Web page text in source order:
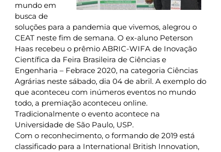
mundo em
busca de
soluções para a pandemia que vivemos, alegrou o
CEAT neste fim de semana. O ex-aluno Peterson
Haas recebeu o prêmio ABRIC-WIFA de Inovação
Científica da Feira Brasileira de Ciências e
Engenharia – Febrace 2020, na categoria Ciências
Agrárias neste sábado, dia 04 de abril. A exemplo do
que aconteceu com inúmeros eventos no mundo
todo, a premiação aconteceu online.
Tradicionalmente o evento acontece na
Universidade de São Paulo, USP.
Com o reconhecimento, o formando de 2019 está
classificado para a International British Innovation,